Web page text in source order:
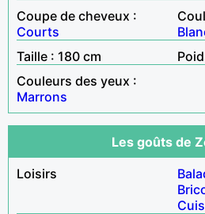
Coupe de cheveux :
Courts
Taille : 180 cm
Couleurs des yeux :
Marrons
Les goûts de
Loisirs